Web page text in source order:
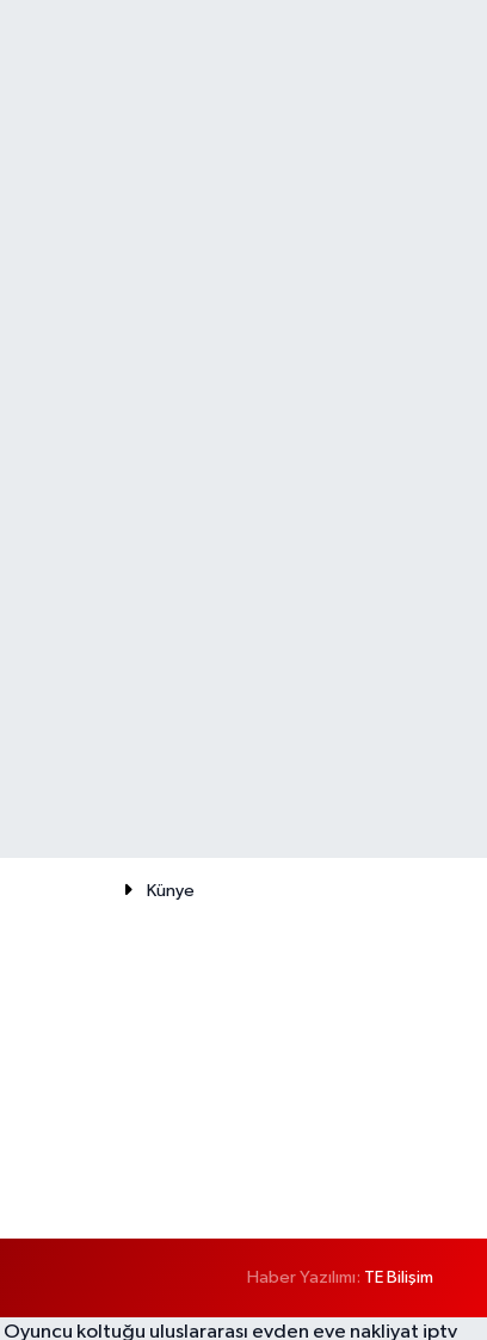
Künye
Haber Yazılımı: TE Bilişim
Oyuncu koltuğu uluslararası evden eve nakliyat iptv